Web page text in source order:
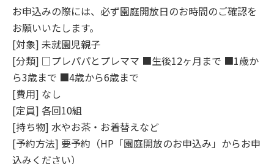
お申込みの際には、必ず園庭開放日のお時間のご確認を
お願いいたします。
[対象] 未就園児親子
[分類] □プレパパとプレママ ■生後12ヶ月まで ■1歳か
ら3歳まで ■4歳から6歳まで
[費用] なし
[定員] 各回10組
[持ち物] 水やお茶・お着替えなど
[予約方法] 要予約（HP「園庭開放のお申込み」からお申
込みください）